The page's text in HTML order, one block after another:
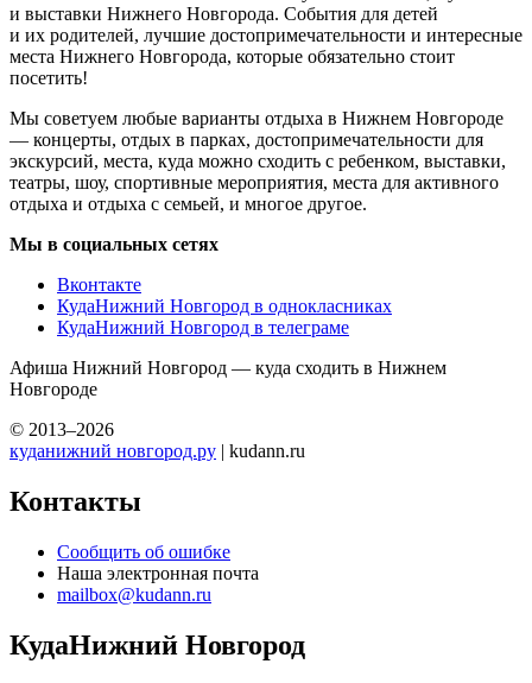
и выставки Нижнего Новгорода. События для детей
и их родителей, лучшие достопримечательности и интересные
места Нижнего Новгорода, которые обязательно стоит
посетить!
Мы советуем любые варианты отдыха в Нижнем Новгороде
— концерты, отдых в парках, достопримечательности для
экскурсий, места, куда можно сходить с ребенком, выставки,
театры, шоу, спортивные мероприятия, места для активного
отдыха и отдыха с семьей, и многое другое.
Мы в социальных сетях
Вконтакте
КудаНижний Новгород в однокласниках
КудаНижний Новгород в телеграме
Афиша Нижний Новгород — куда сходить в Нижнем
Новгороде
© 2013–2026
куданижний новгород.ру | kudann.ru
Контакты
Сообщить об ошибке
Наша электронная почта
mailbox@kudann.ru
КудаНижний Новгород